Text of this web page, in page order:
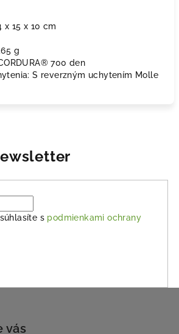
x 15 x 10 cm
g
700 den
S reverzným uchytením Molle
s podmienkami ochrany
vás